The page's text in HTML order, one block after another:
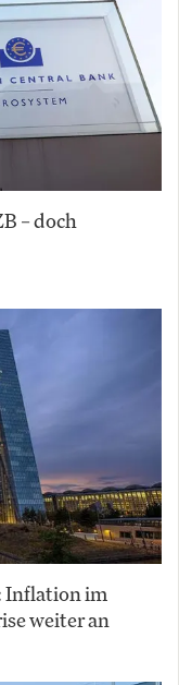
– doch
Inflation im
weiter an